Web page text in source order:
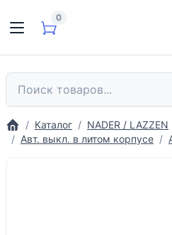
0
Каталог
NADER / LAZZEN
Авт. выкл. в литом корпусе